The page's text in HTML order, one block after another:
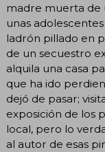
madre muerta de
unas
ladrón pillado en
de un secuestro
alquila una casa
que ha ido
dejó de pasar;
exposición de los
local, pero lo
al autor de esas